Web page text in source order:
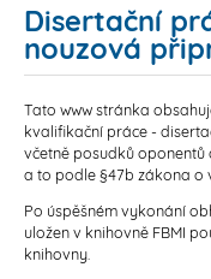
Disertační
nouzová
Tato www stránka
kvalifikační práce -
včetně posudků
a to podle §47b zákona o
Po úspěšném vykonání
uložen v knihovně FBMI
knihovny.